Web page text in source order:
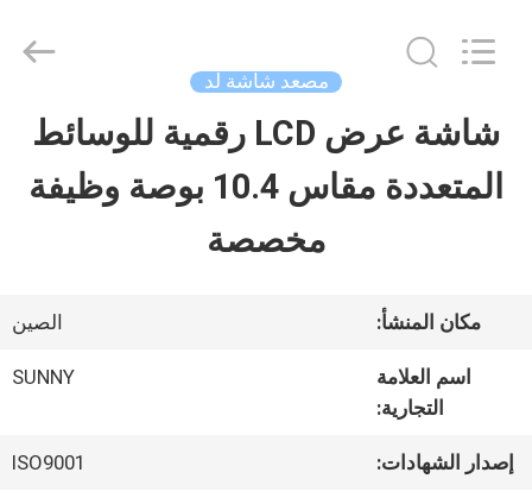
بيت
أشرطة
فيديو
معلومات
SUNNY
Rights
مصعد شاشة لد
شاشة عرض LCD رقمية للوسائط
المتعددة مقاس 10.4 بوصة وظيفة
مخصصة
مكان المنشأ: الصين
اسم العلامة
التجارية:
SUNNY
إصدار الشهادات: ISO9001